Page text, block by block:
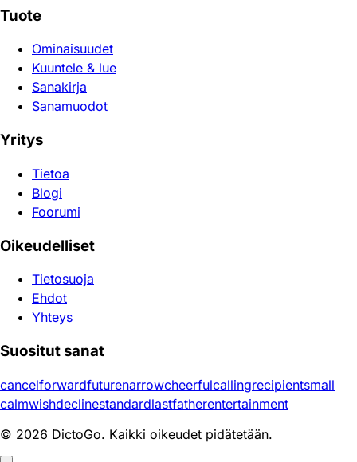
Tuote
Ominaisuudet
Kuuntele & lue
Sanakirja
Sanamuodot
Yritys
Tietoa
Blogi
Foorumi
Oikeudelliset
Tietosuoja
Ehdot
Yhteys
Suositut sanat
cancelforwardfuturenarrowcheerfulcallingrecipientsmall
calmwishdeclinestandardlastfatherentertainment
© 2026 DictoGo. Kaikki oikeudet pidätetään.